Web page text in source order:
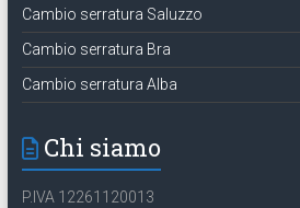
Cambio serratura Saluzzo
Cambio serratura Bra
Cambio serratura Alba
Chi siamo
P.IVA 12261120013